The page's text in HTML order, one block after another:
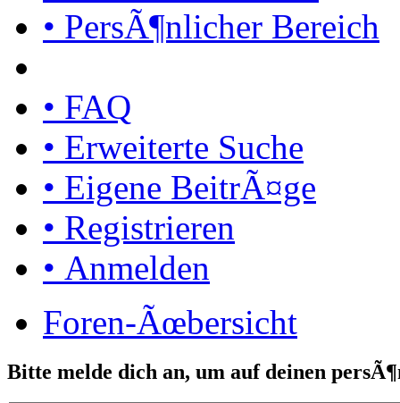
• PersÃ¶nlicher Bereich
• FAQ
• Erweiterte Suche
• Eigene BeitrÃ¤ge
• Registrieren
• Anmelden
Foren-Ãœbersicht
Bitte melde dich an, um auf deinen